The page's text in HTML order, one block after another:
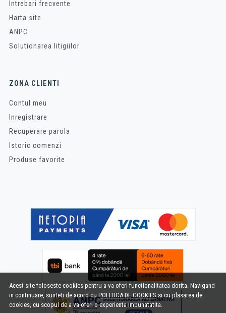
Acest site foloseste cookies pentru a va oferi functionalitatea dorita. Navigand
in continuare, sunteti de acord cuPOLITICA DE COOKIES si cu plasarea de
cookies, cu scopul de a va oferi o experienta imbunatatita.
Intrebari frecvente
Harta site
ANPC
Solutionarea litigiilor
ZONA CLIENTI
Contul meu
Inregistrare
Recuperare parola
Istoric comenzi
Produse favorite